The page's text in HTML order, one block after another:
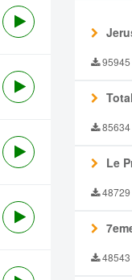
95945
85634
Le
48729
48543